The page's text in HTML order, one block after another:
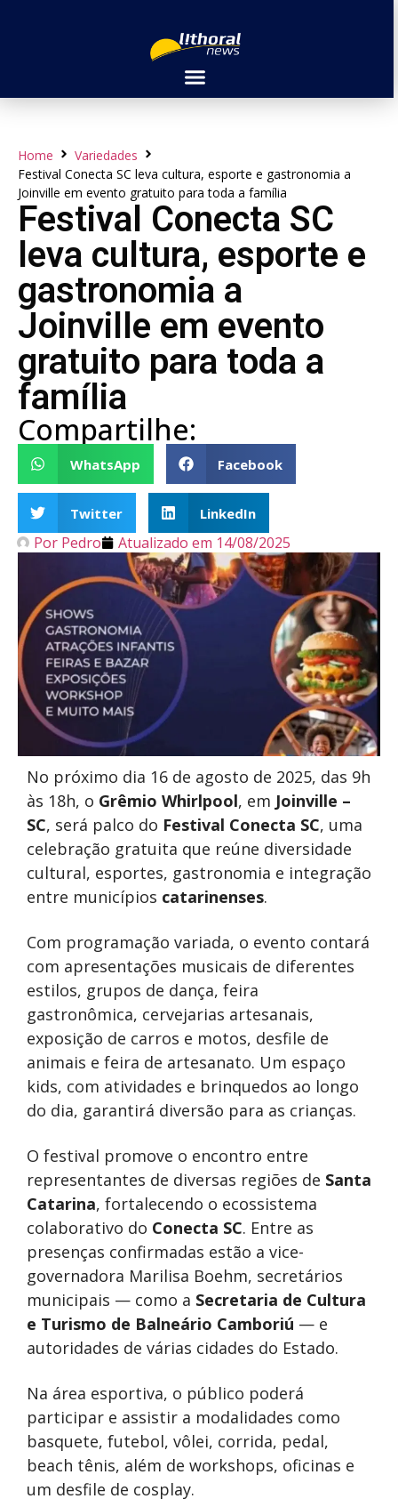
Home
Variedades
Festival Conecta SC leva cultura, esporte e gastronomia a
Joinville em evento gratuito para toda a família
Festival Conecta SC
leva cultura, esporte e
gastronomia a
Joinville em evento
gratuito para toda a
família
Compartilhe:
WhatsApp Facebook
Twitter LinkedIn
Por Pedro Atualizado em 14/08/2025
No próximo dia 16 de agosto de 2025, das 9h
às 18h, o Grêmio Whirlpool, em Joinville –
SC, será palco do Festival Conecta SC, uma
celebração gratuita que reúne diversidade
cultural, esportes, gastronomia e integração
entre municípios catarinenses.
Com programação variada, o evento contará
com apresentações musicais de diferentes
estilos, grupos de dança, feira
gastronômica, cervejarias artesanais,
exposição de carros e motos, desfile de
animais e feira de artesanato. Um espaço
kids, com atividades e brinquedos ao longo
do dia, garantirá diversão para as crianças.
O festival promove o encontro entre
representantes de diversas regiões de Santa
Catarina, fortalecendo o ecossistema
colaborativo do Conecta SC. Entre as
presenças confirmadas estão a vice-
governadora Marilisa Boehm, secretários
municipais — como a Secretaria de Cultura
e Turismo de Balneário Camboriú — e
autoridades de várias cidades do Estado.
Na área esportiva, o público poderá
participar e assistir a modalidades como
basquete, futebol, vôlei, corrida, pedal,
beach tênis, além de workshops, oficinas e
um desfile de cosplay.